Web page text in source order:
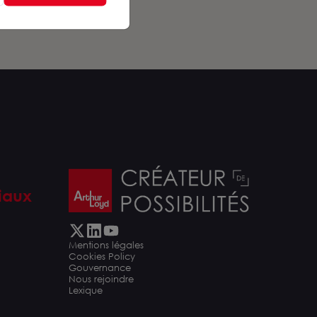
Mentions légales
Cookies Policy
Gouvernance
Nous rejoindre
Lexique